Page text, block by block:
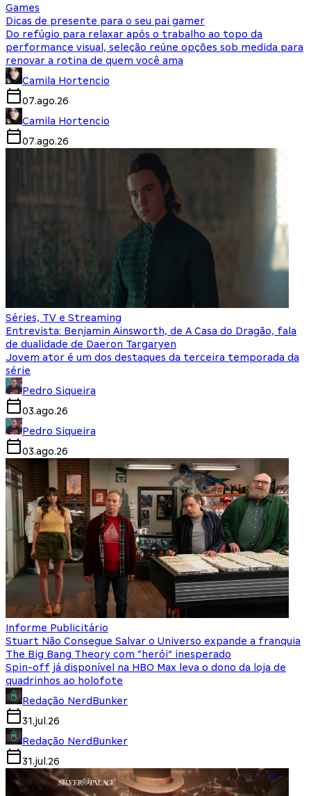
Games
Dicas de presente para o seu pai gamer
Do refúgio para relaxar após o trabalho ao topo da
performance visual, seleção reúne opções sob medida para
renovar a rotina de quem você ama
Camila Hortencio
07.ago.26
Camila Hortencio
07.ago.26
Séries, TV e Streaming
Entrevista: Benjamin Ainsworth, de A Casa do Dragão, fala
de dualidade de Daeron Targaryen
Jovem ator é um dos destaques da terceira temporada da
série
Pedro Siqueira
03.ago.26
Pedro Siqueira
03.ago.26
Informe Publicitário
Stuart Não Consegue Salvar o Universo expande a franquia
The Big Bang Theory com “herói” inesperado
Spin-off já disponível na HBO Max leva o dono da loja de
quadrinhos ao holofote
Redação NerdBunker
31.jul.26
Redação NerdBunker
31.jul.26